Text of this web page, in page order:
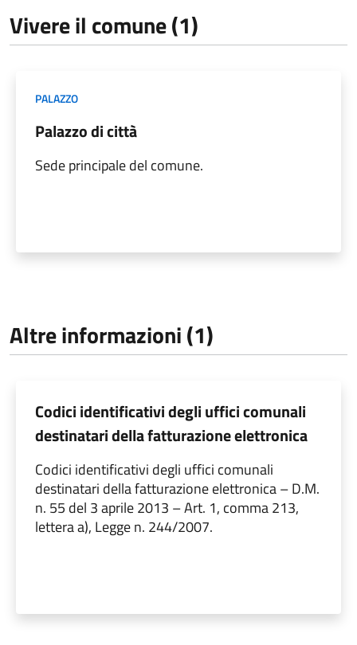
Vivere il comune (1)
PALAZZO
Palazzo di città
Sede principale del comune.
Altre informazioni (1)
Codici identificativi degli uffici comunali
destinatari della fatturazione elettronica
Codici identificativi degli uffici comunali
destinatari della fatturazione elettronica – D.M.
n. 55 del 3 aprile 2013 – Art. 1, comma 213,
lettera a), Legge n. 244/2007.